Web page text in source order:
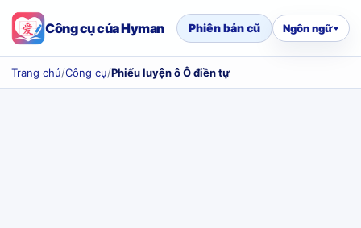
Công cụ của Hyman Phiên bản cũ Ngôn ngữ
Trang chủ/Công cụ/Phiếu luyện ô Ô điền tự